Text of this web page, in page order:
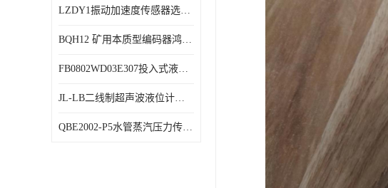
LZDY1振动加速度传感器选型资料
BQH12 矿用本质型编码器鸿泰产品实物展示
FB0802WD03E307投入式液位计鸿泰产品选型参数
JL-LB二线制超声波液位计鸿泰产品外形美观大方
QBE2002-P5水管蒸汽压力传感器西门子产品技术规格